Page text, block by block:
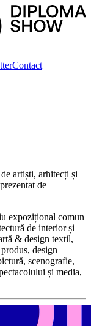
Contact
artiști, arhitecți și
de
expozițional comun
de interior și
& design textil,
design
scenografie,
și media,